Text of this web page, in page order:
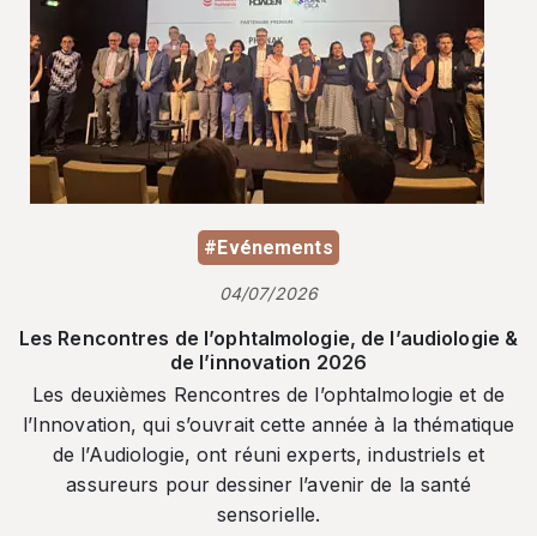
#Evénements
04/07/2026
Les Rencontres de l’ophtalmologie, de l’audiologie &
de l’innovation 2026
Les deuxièmes Rencontres de l’ophtalmologie et de
l’Innovation, qui s’ouvrait cette année à la thématique
de l’Audiologie, ont réuni experts, industriels et
assureurs pour dessiner l’avenir de la santé
sensorielle.